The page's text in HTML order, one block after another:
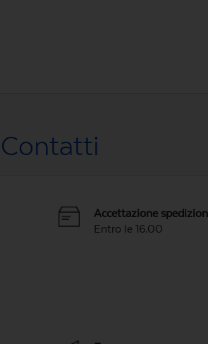
Contatti
Accettazione
Entro le 16.00